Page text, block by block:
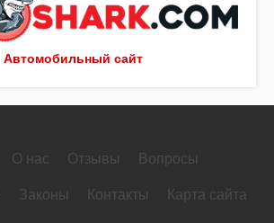
Автомобильный сайт
О нас Отзывы Вопросы
Законы Контакты Карта сайта